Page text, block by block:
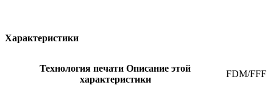
Характеристики
Технология печати Описание этой
характеристики
FDM/FFF